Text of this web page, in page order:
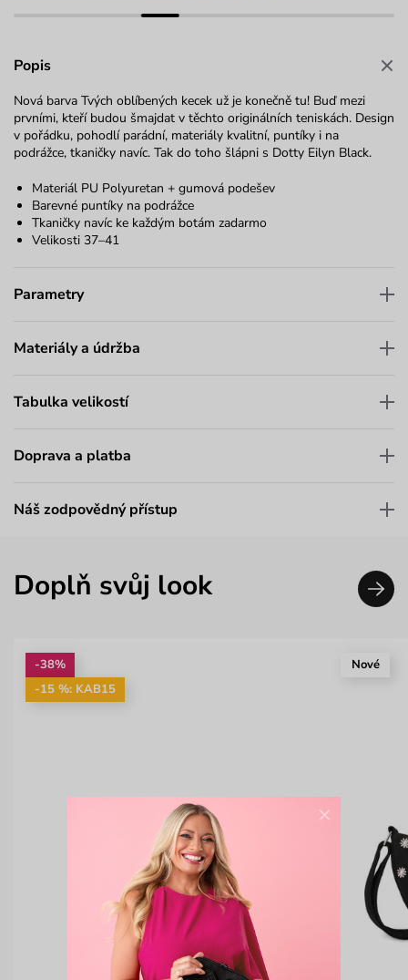
Popis
Nová barva Tvých oblíbených kecek už je konečně tu! Buď mezi
prvními, kteří budou šmajdat v těchto originálních teniskách. Design
v pořádku, pohodlí parádní, materiály kvalitní, puntíky i na
podrážce, tkaničky navíc. Tak do toho šlápni s Dotty Eilyn Black.
Materiál PU Polyuretan + gumová podešev
Barevné puntíky na podrážce
Tkaničky navíc ke každým botám zadarmo
Velikosti 37–41
Parametry
Materiály a údržba
Tabulka velikostí
Doprava a platba
Náš zodpovědný přístup
Doplň svůj look
-38%
-15 %: KAB15
Nové
×